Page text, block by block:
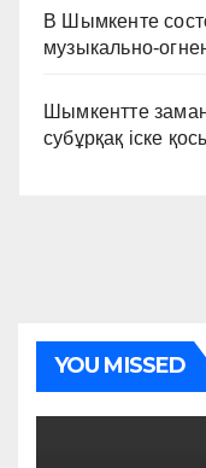
В Шымкенте
музыкально-
Шымкентте
субұрқақ іске
YOU MISSED